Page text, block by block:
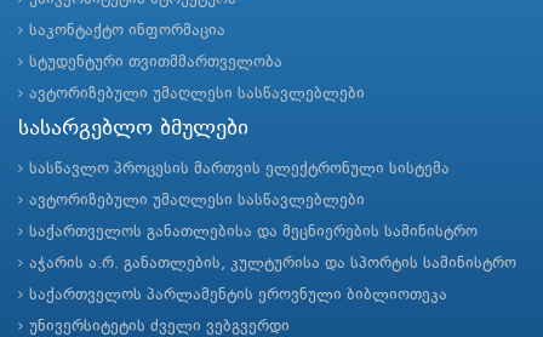
საკონტაქტო ინფორმაცია
სტუდენტური თვითმმართველობა
ავტორიზებული უმაღლესი სასწავლებლები
სასარგებლო ბმულები
სასწავლო პროცესის მართვის ელექტრონული სისტემა
ავტორიზებული უმაღლესი სასწავლებლები
საქართველოს განათლებისა და მეცნიერების სამინისტრო
აჭარის ა.რ. განათლების, კულტურისა და სპორტის სამინისტრო
საქართველოს პარლამენტის ეროვნული ბიბლიოთეკა
უნივერსიტეტის ძველი ვებგვერდი